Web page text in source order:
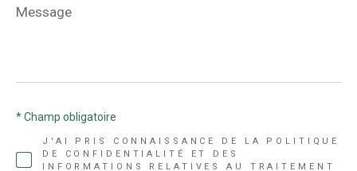
Message
*
J'AI PRIS CONNAISSANCE DE LA POLITIQUE
DE CONFIDENTIALITÉ ET DES
INFORMATIONS RELATIVES AU TRAITEMENT
* Champ obligatoire